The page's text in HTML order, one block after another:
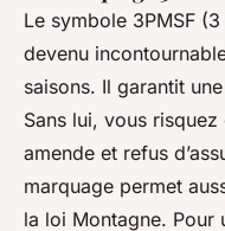
Le symbole 3PMSF
devenu
saisons. Il garantit
Sans lui, vous
amende et refus
marquage permet
la loi Montagne. Pour